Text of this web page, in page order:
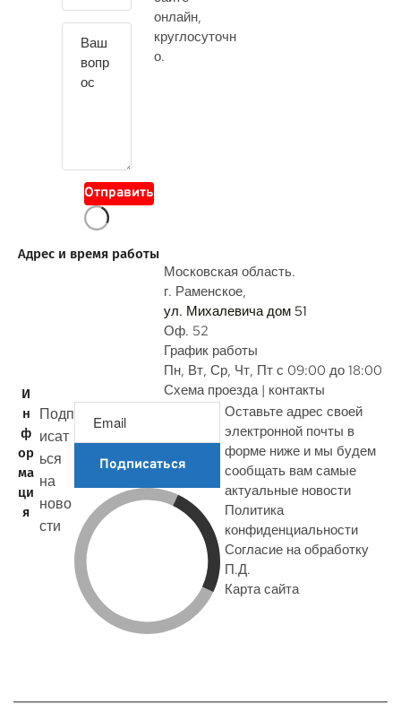
о
Отправить
онлайн,
круглосуточн
о.
Адрес и время работы
Московская область.
г. Раменское,
ул. Михалевича дом 51
Оф. 52
График работы
Пн, Вт, Ср, Чт, Пт с 09:00 до 18:00
Схема проезда | контакты
И
н
ф
ор
ма
ци
я
Подп
исат
ься
на
ново
сти
Подписаться
Оставьте адрес своей
электронной почты в
форме ниже и мы будем
сообщать вам самые
актуальные новости
Политика
конфиденциальности
Согласие на обработку
П.Д.
Карта сайта